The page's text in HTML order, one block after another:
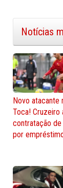
Notícias
Novo atacante
Toca! Cruzeiro
contratação de
por